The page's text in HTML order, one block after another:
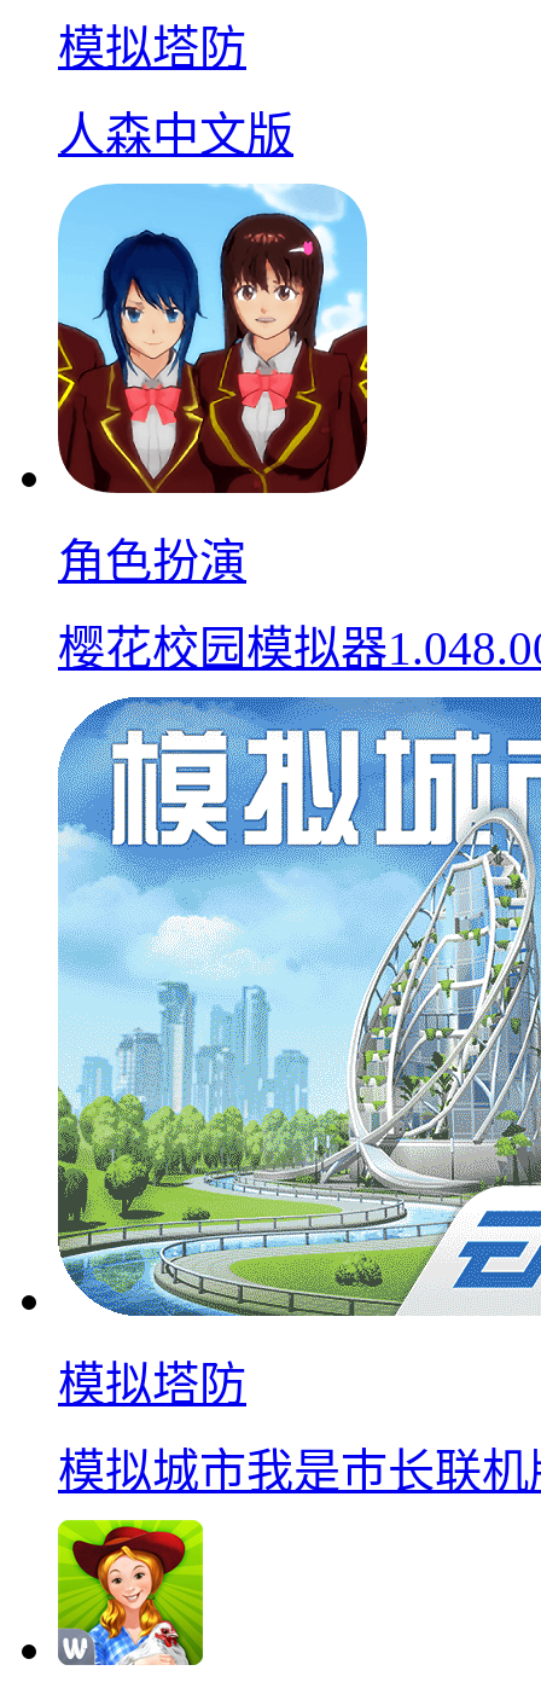
模拟塔防
人森中文版
角色扮演
樱花校园模拟器
模拟塔防
模拟城市我是巿长联机